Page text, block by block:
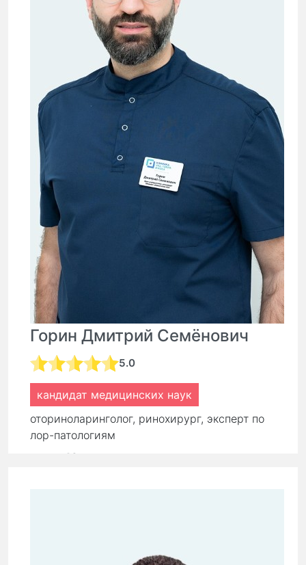
Горин Дмитрий Семёнович
5.0
кандидат медицинских наук
оториноларинголог, ринохирург, эксперт по
лор-патологиям
16 лет